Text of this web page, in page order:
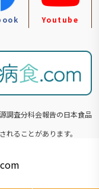
Youtube
調査分科会報告の⽇本食品
れることがあります。